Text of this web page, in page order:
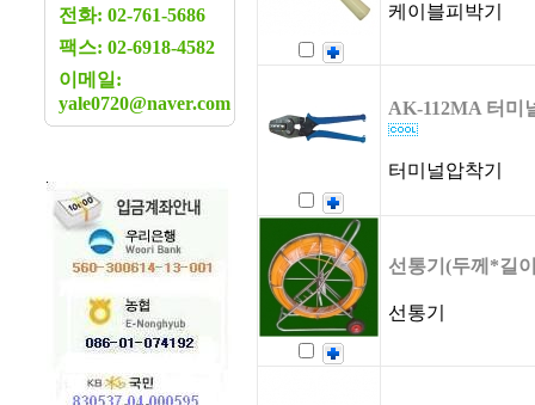
전화: 02-761-5686
팩스: 02-6918-4582
이메일:
yale0720@naver.com
케이블피박기
AK-112MA 터미
터미널압착기
선통기(두께*길
선통기